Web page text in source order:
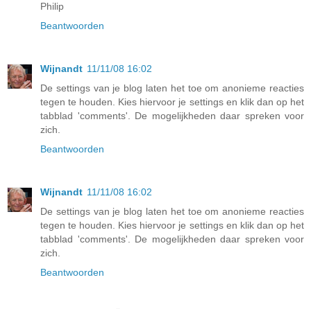
Philip
Beantwoorden
Wijnandt 11/11/08 16:02
De settings van je blog laten het toe om anonieme reacties
tegen te houden. Kies hiervoor je settings en klik dan op het
tabblad 'comments'. De mogelijkheden daar spreken voor
zich.
Beantwoorden
Wijnandt 11/11/08 16:02
De settings van je blog laten het toe om anonieme reacties
tegen te houden. Kies hiervoor je settings en klik dan op het
tabblad 'comments'. De mogelijkheden daar spreken voor
zich.
Beantwoorden